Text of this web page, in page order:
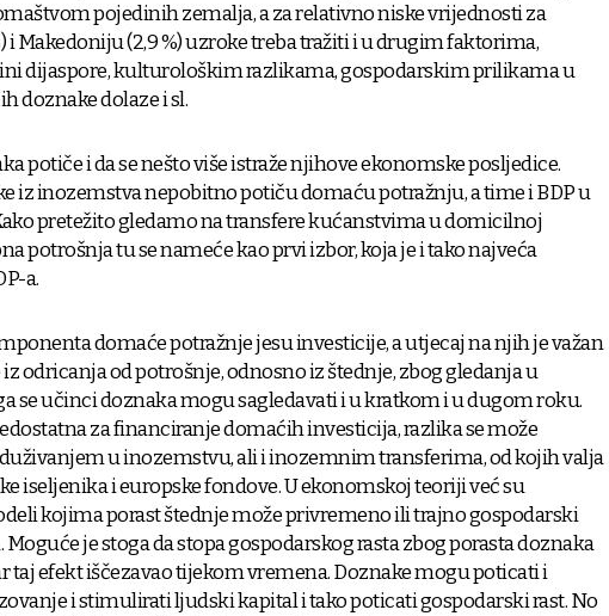
pojedinih zemalja, a za relativno niske vrijednosti za
i Makedoniju (2,9 %) uzroke treba tražiti i u drugim faktorima,
dijaspore, kulturološkim razlikama, gospodarskim prilikama u
doznake dolaze i sl.
potiče i da se nešto više istraže njihove ekonomske posljedice.
iz inozemstva nepobitno potiču domaću potražnju, a time i BDP u
pretežito gledamo na transfere kućanstvima u domicilnoj
potrošnja tu se nameće kao prvi izbor, koja je i tako najveća
a.
domaće potražnje jesu investicije, a utjecaj na njih je važan
odricanja od potrošnje, odnosno iz štednje, zbog gledanja u
se učinci doznaka mogu sagledavati i u kratkom i u dugom roku.
za financiranje domaćih investicija, razlika se može
u inozemstvu, ali i inozemnim transferima, od kojih valja
iseljenika i europske fondove. U ekonomskoj teoriji već su
kojima porast štednje može privremeno ili trajno gospodarski
je stoga da stopa gospodarskog rasta zbog porasta doznaka
taj efekt iščezavao tijekom vremena. Doznake mogu poticati i
i stimulirati ljudski kapital i tako poticati gospodarski rast. No